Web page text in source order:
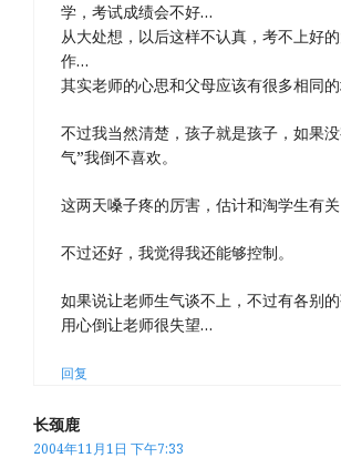
学，考试成绩会不好…
从大处想，以后这样不认真，考不上好
作…
其实老师的心思和父母应该有很多相同的
不过我当然清楚，孩子就是孩子，如果
气”我倒不喜欢。
这两天嗓子疼的厉害，估计和淘学生有关
不过还好，我觉得我还能够控制。
如果说让老师生气谈不上，不过有各别
用心倒让老师很失望…
回复
长颈鹿
2004年11月1日 下午7:33